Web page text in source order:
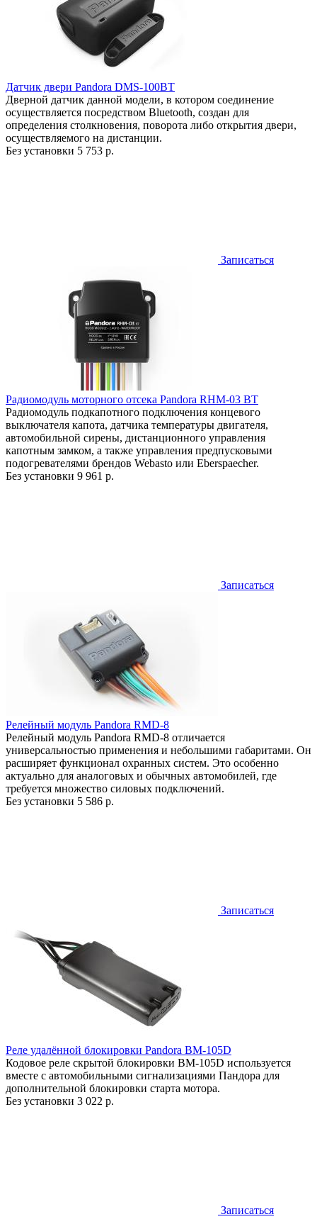
Датчик двери Pandora DMS-100BT
Дверной датчик данной модели, в котором соединение
осуществляется посредством Bluetooth, создан для
определения столкновения, поворота либо открытия двери,
осуществляемого на дистанции.
Без установки 5 753 р.
Записаться
Радиомодуль моторного отсека Pandora RHM-03 BT
Радиомодуль подкапотного подключения концевого
выключателя капота, датчика температуры двигателя,
автомобильной сирены, дистанционного управления
капотным замком, а также управления предпусковыми
подогревателями брендов Webasto или Eberspaecher.
Без установки 9 961 р.
Записаться
Релейный модуль Pandora RMD-8
Релейный модуль Pandora RMD-8 отличается
универсальностью применения и небольшими габаритами. Он
расширяет функционал охранных систем. Это особенно
актуально для аналоговых и обычных автомобилей, где
требуется множество силовых подключений.
Без установки 5 586 р.
Записаться
Реле удалённой блокировки Pandora BM-105D
Кодовое реле скрытой блокировки BM-105D используется
вместе с автомобильными сигнализациями Пандора для
дополнительной блокировки старта мотора.
Без установки 3 022 р.
Записаться